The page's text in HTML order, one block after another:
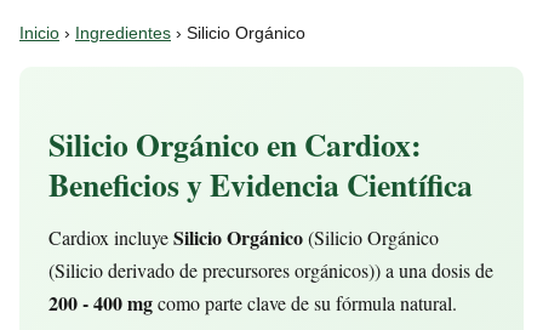
Inicio › Ingredientes › Silicio Orgánico
Silicio Orgánico en Cardiox:
Beneficios y Evidencia Científica
Cardiox incluyeSilicio Orgánico(Silicio Orgánico
(Silicio derivado de precursores orgánicos)) a una dosis de
200 - 400 mgcomo parte clave de su fórmula natural.